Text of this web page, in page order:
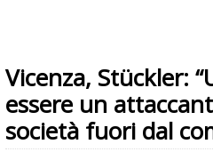
Vicenza, Stückler:
essere un
società fuori dal